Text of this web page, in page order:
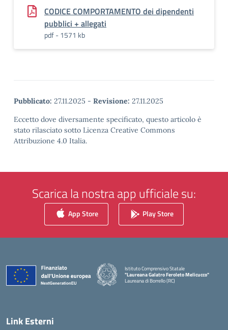
CODICE COMPORTAMENTO dei dipendenti
pubblici + allegati
pdf - 1571 kb
Pubblicato: 27.11.2025 - Revisione: 27.11.2025
Eccetto dove diversamente specificato, questo articolo è
stato rilasciato sotto Licenza Creative Commons
Attribuzione 4.0 Italia.
Scarica la nostra app ufficiale su:
App Store Play Store
Istituto Comprensivo Statale
"Laureana Galatro Feroleto Melicucco"
Laureana di Borrello (RC)
Link Esterni